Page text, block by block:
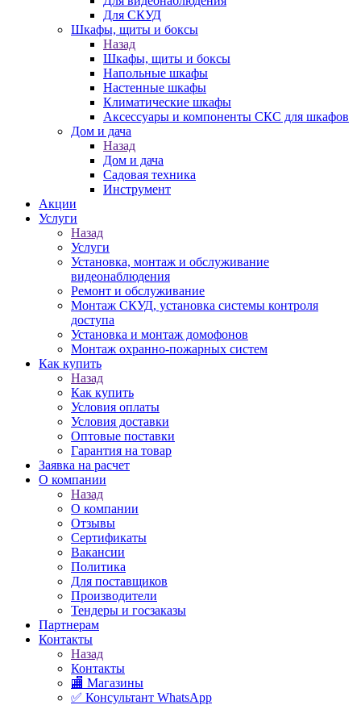
Для СКУД
Шкафы, щиты и боксы
Назад
Шкафы, щиты и боксы
Напольные шкафы
Настенные шкафы
Климатические шкафы
Аксессуары и компоненты СКС для шкафов
Дом и дача
Назад
Дом и дача
Садовая техника
Инструмент
Акции
Услуги
Назад
Услуги
Установка, монтаж и обслуживание
видеонаблюдения
Ремонт и обслуживание
Монтаж СКУД, установка системы контроля
доступа
Установка и монтаж домофонов
Монтаж охранно-пожарных систем
Как купить
Назад
Как купить
Условия оплаты
Условия доставки
Оптовые поставки
Гарантия на товар
Заявка на расчет
О компании
Назад
О компании
Отзывы
Сертификаты
Вакансии
Политика
Для поставщиков
Производители
Тендеры и госзаказы
Партнерам
Контакты
Назад
Контакты
🏬 Магазины
✅️ Консультант WhatsApp